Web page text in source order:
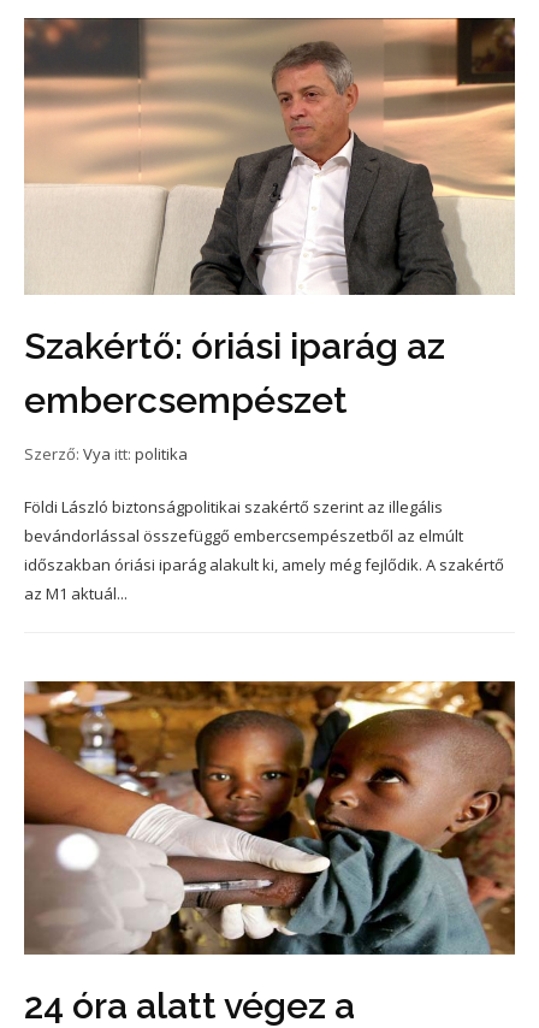
Szakértő: óriási iparág az
embercsempészet
Szerző: Vya itt: politika
Földi László biztonságpolitikai szakértő szerint az illegális
bevándorlással összefüggő embercsempészetből az elmúlt
időszakban óriási iparág alakult ki, amely még fejlődik. A szakértő
az M1 aktuál...
24 óra alatt végez a